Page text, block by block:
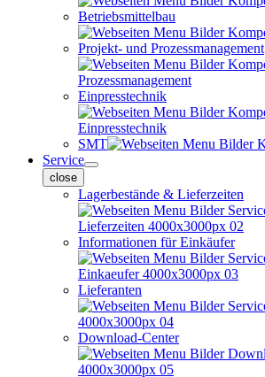
Betriebsmittelbau
Projekt- und Prozessmanagement
Einpresstechnik
SMT
Service
close
Lagerbestände & Lieferzeiten
Informationen für Einkäufer
Lieferanten
Download-Center